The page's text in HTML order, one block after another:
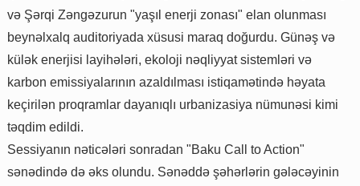
və Şərqi Zəngəzurun "yaşıl enerji zonası" elan olunması
beynəlxalq auditoriyada xüsusi maraq doğurdu. Günəş və
külək enerjisi layihələri, ekoloji nəqliyyat sistemləri və
karbon emissiyalarının azaldılması istiqamətində həyata
keçirilən proqramlar dayanıqlı urbanizasiya nümunəsi kimi
təqdim edildi.
Sessiyanın nəticələri sonradan "Baku Call to Action"
sənədində də əks olundu. Sənəddə şəhərlərin gələcəyinin